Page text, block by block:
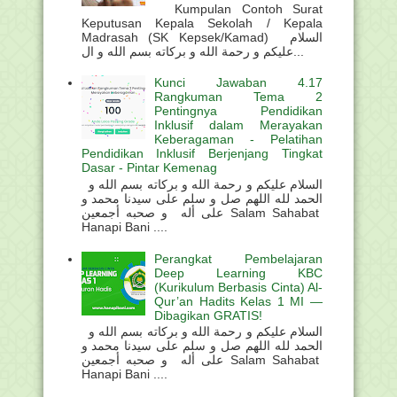
Kumpulan Contoh Surat
Keputusan Kepala Sekolah / Kepala
Madrasah (SK Kepsek/Kamad) السلام
Kunci Jawaban 4.17
Rangkuman Tema 2
Pentingnya Pendidikan
Inklusif dalam Merayakan
Keberagaman - Pelatihan
Pendidikan Inklusif Berjenjang Tingkat
Dasar - Pintar Kemenag
الحمد لله اللهم صل و سلم على سيدنا محمد و
على أله و صحبه أجمعين Salam Sahabat
Hanapi Bani ....
Perangkat Pembelajaran
Deep Learning KBC
(Kurikulum Berbasis Cinta) Al-
Qur’an Hadits Kelas 1 MI —
Dibagikan GRATIS!
الحمد لله اللهم صل و سلم على سيدنا محمد و
على أله و صحبه أجمعين Salam Sahabat
Hanapi Bani ....